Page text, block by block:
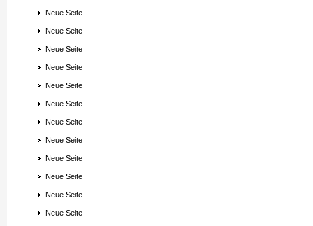
Neue Seite
Neue Seite
Neue Seite
Neue Seite
Neue Seite
Neue Seite
Neue Seite
Neue Seite
Neue Seite
Neue Seite
Neue Seite
Neue Seite